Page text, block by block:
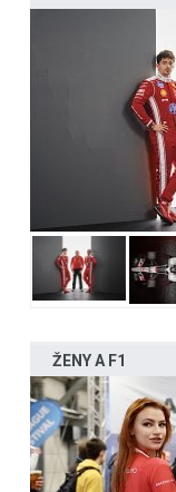
ŽENY A F1